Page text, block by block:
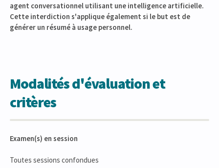
agent conversationnel utilisant une intelligence artificielle.
Cette interdiction s'applique également si le but est de
générer un résumé à usage personnel.
Modalités d'évaluation et
critères
Examen(s) en session
Toutes sessions confondues